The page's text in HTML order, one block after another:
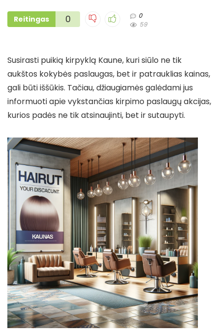
Reitingas 0
0
59
Susirasti puikią kirpyklą Kaune, kuri siūlo ne tik
aukštos kokybės paslaugas, bet ir patrauklias kainas,
gali būti iššūkis. Tačiau, džiaugiamės galėdami jus
informuoti apie vykstančias kirpimo paslaugų akcijas,
kurios padės ne tik atsinaujinti, bet ir sutaupyti.